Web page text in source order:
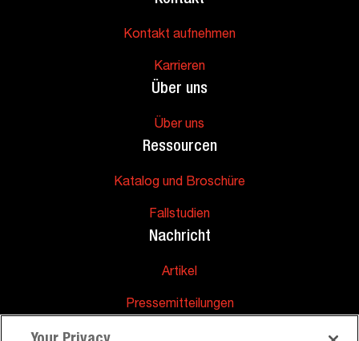
Kontakt aufnehmen
Karrieren
Über uns
Über uns
Ressourcen
Katalog und Broschüre
Fallstudien
Nachricht
Artikel
Pressemitteilungen